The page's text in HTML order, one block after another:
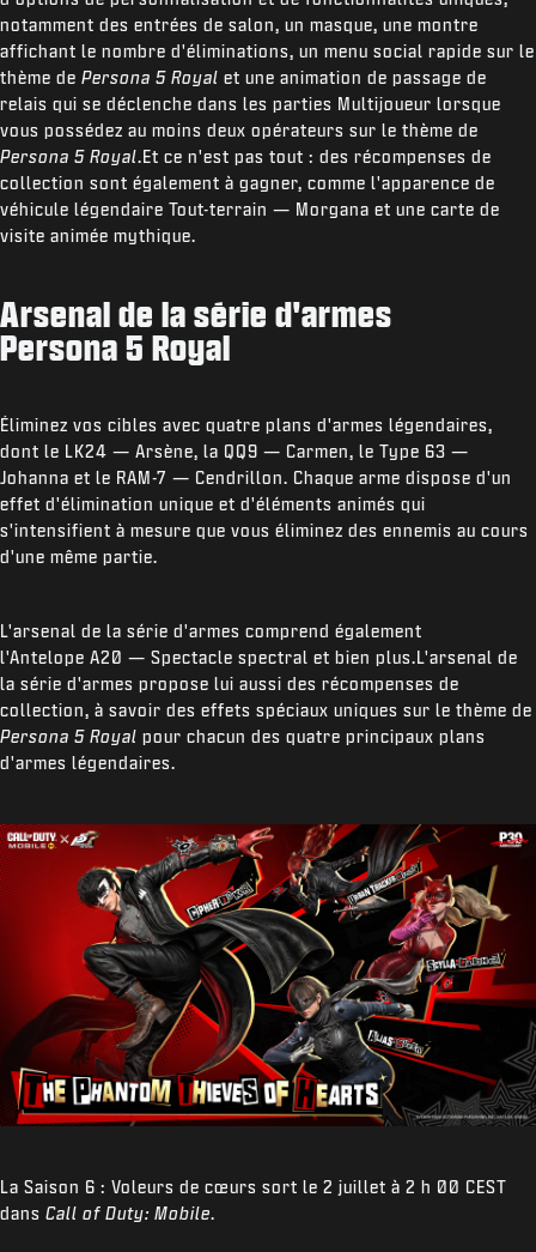
notamment des entrées de salon, un masque, une montre
affichant le nombre d'éliminations, un menu social rapide sur le
thème de Persona 5 Royal et une animation de passage de
relais qui se déclenche dans les parties Multijoueur lorsque
vous possédez au moins deux opérateurs sur le thème de
Persona 5 Royal .Et ce n'est pas tout : des récompenses de
collection sont également à gagner, comme l'apparence de
véhicule légendaire Tout-terrain — Morgana et une carte de
visite animée mythique.
Arsenal de la série d'armes
Persona 5 Royal
Éliminez vos cibles avec quatre plans d'armes légendaires,
dont le LK24 — Arsène, la QQ9 — Carmen, le Type 63 —
Johanna et le RAM-7 — Cendrillon. Chaque arme dispose d'un
effet d'élimination unique et d'éléments animés qui
s'intensifient à mesure que vous éliminez des ennemis au cours
d'une même partie.
L'arsenal de la série d'armes comprend également
l'Antelope A20 — Spectacle spectral et bien plus.L'arsenal de
la série d'armes propose lui aussi des récompenses de
collection, à savoir des effets spéciaux uniques sur le thème de
Persona 5 Royal pour chacun des quatre principaux plans
d'armes légendaires.
La Saison 6 : Voleurs de cœurs sort le 2 juillet à 2 h 00 CEST
dans Call of Duty: Mobile